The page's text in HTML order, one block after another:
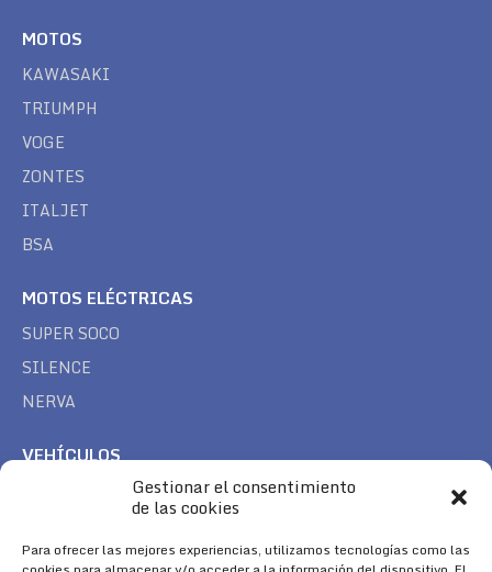
Gestionar el consentimiento
de las cookies
Para ofrecer las mejores experiencias, utilizamos tecnologías como las
MOTOS
KAWASAKI
TRIUMPH
VOGE
ZONTES
ITALJET
BSA
MOTOS ELÉCTRICAS
SUPER SOCO
SILENCE
NERVA
VEHÍCULOS
TREK